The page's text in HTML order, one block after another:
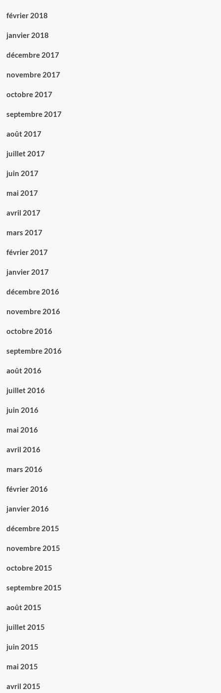
février 2018
janvier 2018
décembre 2017
novembre 2017
octobre 2017
septembre 2017
août 2017
juillet 2017
juin 2017
mai 2017
avril 2017
mars 2017
février 2017
janvier 2017
décembre 2016
novembre 2016
octobre 2016
septembre 2016
août 2016
juillet 2016
juin 2016
mai 2016
avril 2016
mars 2016
février 2016
janvier 2016
décembre 2015
novembre 2015
octobre 2015
septembre 2015
août 2015
juillet 2015
juin 2015
mai 2015
avril 2015